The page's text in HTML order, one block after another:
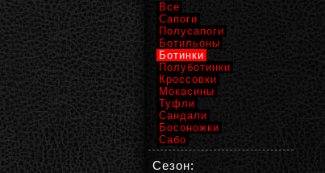
Все
Сапоги
Полусапоги
Ботильоны
Ботинки
Полуботинки
Кроссовки
Мокасины
Туфли
Сандали
Босоножки
Сабо
Сезон: